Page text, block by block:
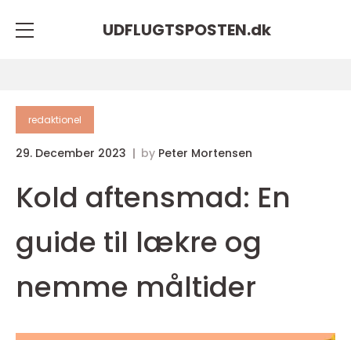
UDFLUGTSPOSTEN.dk
redaktionel
29. December 2023 by Peter Mortensen
Kold aftensmad: En
guide til lækre og
nemme måltider